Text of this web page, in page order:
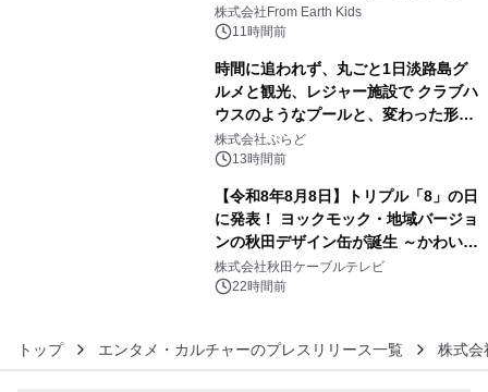
(日)開催
株式会社From Earth Kids
11時間前
時間に追われず、丸ごと1日淡路島グ
ルメと観光、レジャー施設で クラブハ
ウスのようなプールと、変わった形の
サウナも 「THE BOXY AWAJI」のお
得な素泊まり連泊プランで
株式会社ぷらど
13時間前
【令和8年8月8日】トリプル「8」の日
に発表！ ヨックモック・地域バージョ
ンの秋田デザイン缶が誕生 ～かわいい
秋田犬の子犬と秋田の四季と名所を巡
るパッケージ～ 9月1日(火)秋田県内で
株式会社秋田ケーブルテレビ
22時間前
トップ エンタメ・カルチャーのプレスリリース一覧 株式会